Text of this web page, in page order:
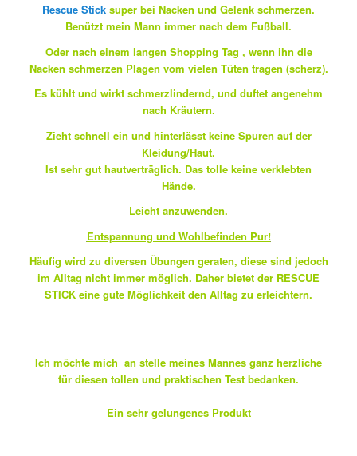
Rescue Stick super bei Nacken und Gelenk schmerzen.
Benützt mein Mann immer nach dem Fußball.
Oder nach einem langen Shopping Tag , wenn ihn die
Nacken schmerzen Plagen vom vielen Tüten tragen (scherz).
Es kühlt und wirkt schmerzlindernd, und duftet angenehm
nach Kräutern.
Zieht schnell ein und hinterlässt keine Spuren auf der
Kleidung/Haut.
Ist sehr gut hautverträglich. Das tolle keine verklebten
Hände.
Leicht anzuwenden.
Entspannung und Wohlbefinden Pur!
Häufig wird zu diversen Übungen geraten, diese sind jedoch
im Alltag nicht immer möglich. Daher bietet der RESCUE
STICK eine gute Möglichkeit den Alltag zu erleichtern.
Ich möchte mich an stelle meines Mannes ganz herzliche
für diesen tollen und praktischen Test bedanken.
Ein sehr gelungenes Produkt